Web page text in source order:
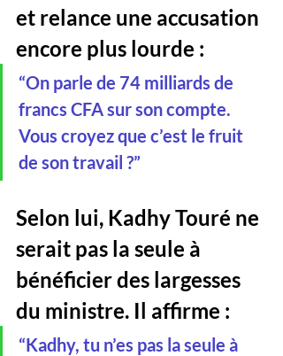
et relance une accusation
encore plus lourde :
“On parle de 74 milliards de
francs CFA sur son compte.
Vous croyez que c’est le fruit
de son travail ?”
Selon lui, Kadhy Touré ne
serait pas la seule à
bénéficier des largesses
du ministre. Il affirme :
“Kadhy, tu n’es pas la seule à